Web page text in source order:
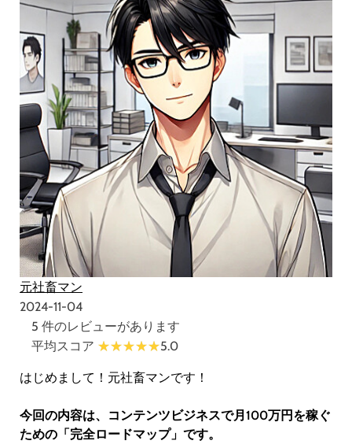
元社畜マン
2024-11-04
5 件のレビューがあります
平均スコア
5.0
はじめまして！元社畜マンです！
今回の内容は、コンテンツビジネスで月100万円を稼ぐ
ための「完全ロードマップ」です。